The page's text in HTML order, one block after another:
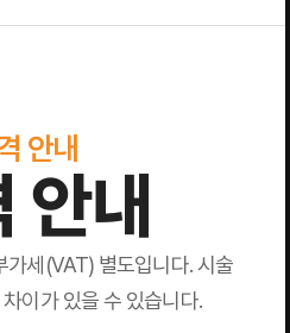
안내
안내
가세(VAT) 별도입니다. 시술
이가 있을 수 있습니다.